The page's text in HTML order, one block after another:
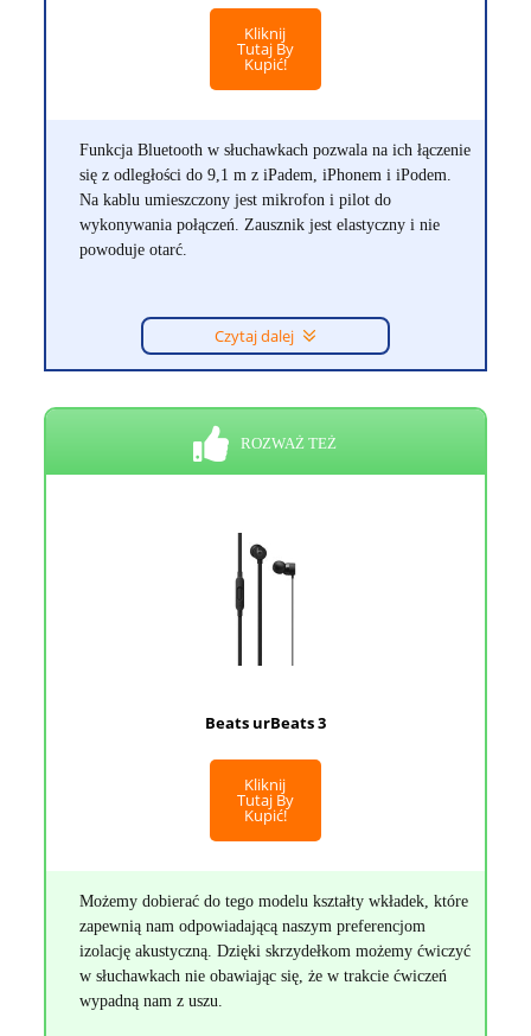
Kliknij
Tutaj By
Kupić!
Funkcja Bluetooth w słuchawkach pozwala na ich łączenie
się z odległości do 9,1 m z iPadem, iPhonem i iPodem.
Na kablu umieszczony jest mikrofon i pilot do
wykonywania połączeń. Zausznik jest elastyczny i nie
powoduje otarć.
Czytaj dalej
ROZWAŻ TEŻ
Beats urBeats 3
Kliknij
Tutaj By
Kupić!
Możemy dobierać do tego modelu kształty wkładek, które
zapewnią nam odpowiadającą naszym preferencjom
izolację akustyczną. Dzięki skrzydełkom możemy ćwiczyć
w słuchawkach nie obawiając się, że w trakcie ćwiczeń
wypadną nam z uszu.